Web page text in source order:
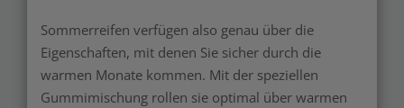
Sommerreifen verfügen also genau über die
Eigenschaften, mit denen Sie sicher durch die
warmen Monate kommen. Mit der speziellen
Gummimischung rollen sie optimal über warmen